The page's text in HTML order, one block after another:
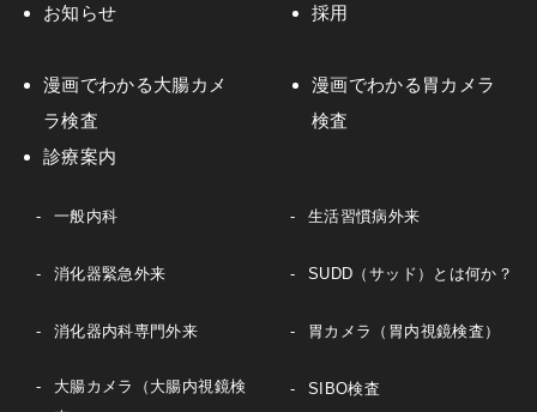
お知らせ 採用
漫画でわかる大腸カメ
ラ検査
漫画でわかる胃カメラ
検査
診療案内
一般内科 生活習慣病外来
消化器緊急外来 SUDD（サッド）とは何か？
消化器内科専門外来 胃カメラ（胃内視鏡検査）
大腸カメラ（大腸内視鏡検
SIBO検査